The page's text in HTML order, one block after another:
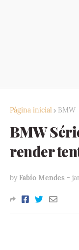
Página inicial BMW
BMW
render
by Fabio Mendes -